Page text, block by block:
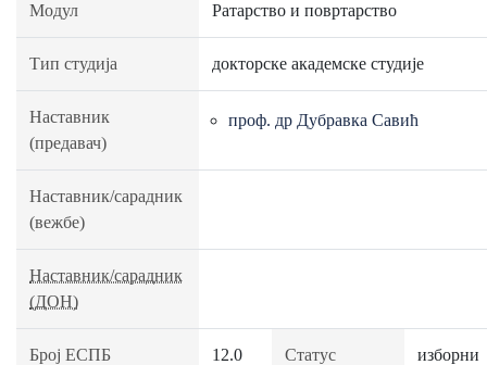
Модул Ратарство и повртарство
Тип студија докторске академске студије
Наставник
(предавач)
проф. др Дубравка Савић
Наставник/сарадник
(вежбе)
Наставник/сарадник
(ДОН)
Број ЕСПБ 12.0
Статус
изборни